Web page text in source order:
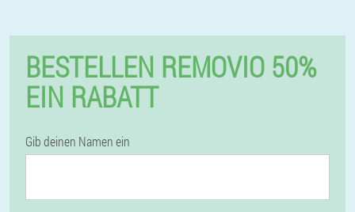
BESTELLEN REMOVIO 50%
EIN RABATT
Gib deinen Namen ein